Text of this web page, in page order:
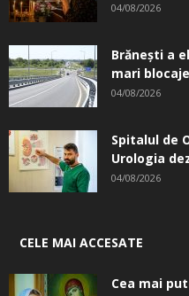
04/08/2026
Brănești a
mari
04/08/2026
Spitalul de
Urologia
04/08/2026
CELE MAI ACCESATE
Cea mai